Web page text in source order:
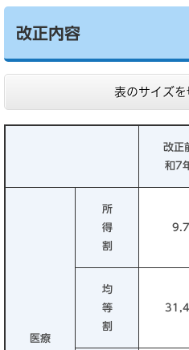
改正内容
表のサイズを
改正
和7
医療
所
得
割
均
等
割